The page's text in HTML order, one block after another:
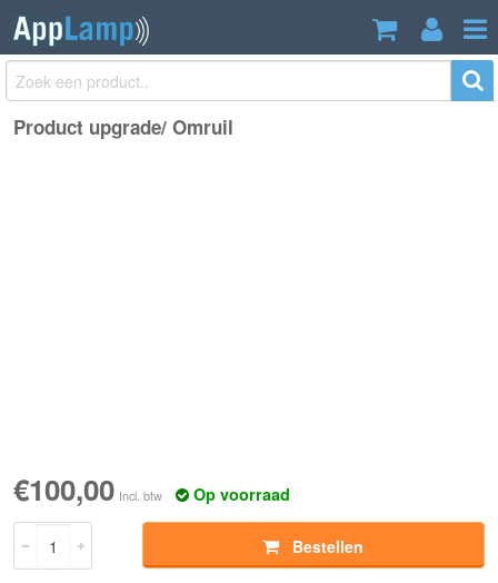
Product upgrade/ Omruil
€100,00
Product upgrade/ Omruil
€100,00 Incl. btw Op voorraad
Bestellen